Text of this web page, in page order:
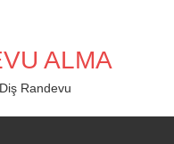
ALMA
Randevu